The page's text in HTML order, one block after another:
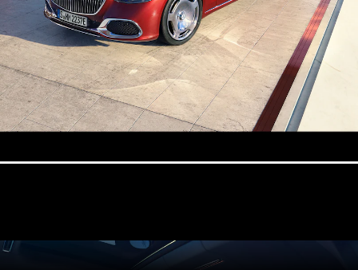
ออกแบบ
รถยนต์
ทดลองขับ
Mercedes-
Benz Online
Showroom